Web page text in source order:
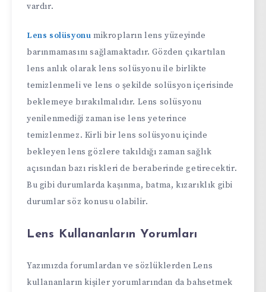
vardır.
Lens solüsyonu mikropların lens yüzeyinde
barınmamasını sağlamaktadır. Gözden çıkartılan
lens anlık olarak lens solüsyonu ile birlikte
temizlenmeli ve lens o şekilde solüsyon içerisinde
beklemeye bırakılmalıdır. Lens solüsyonu
yenilenmediği zaman ise lens yeterince
temizlenmez. Kirli bir lens solüsyonu içinde
bekleyen lens gözlere takıldığı zaman sağlık
açısından bazı riskleri de beraberinde getirecektir.
Bu gibi durumlarda kaşınma, batma, kızarıklık gibi
durumlar söz konusu olabilir.
Lens Kullananların Yorumları
Yazımızda forumlardan ve sözlüklerden Lens
kullananların kişiler yorumlarından da bahsetmek